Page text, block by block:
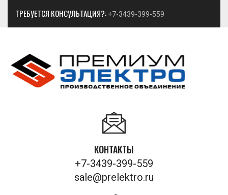
ТРЕБУЕТСЯ КОНСУЛЬТАЦИЯ?: +7-3439-399-559
КОНТАКТЫ
+7-3439-399-559
sale@prelektro.ru